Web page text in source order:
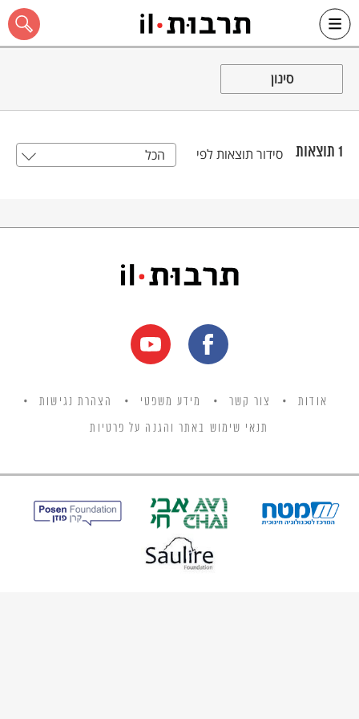
כל האתר
סינון
1 תוצאות סידור תוצאות לפי הכל
אודות צור קשר מידע משפטי הצהרת נגישות
תנאי שימוש באתר והגנה על פרטיות